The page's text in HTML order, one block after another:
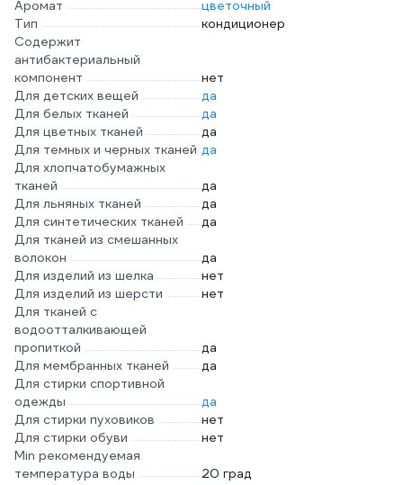
Аромат
цветочный
Тип
кондиционер
Содержит
антибактериальный
компонент
нет
Для детских вещей
да
Для белых тканей
да
Для цветных тканей
да
Для темных и черных тканей да
Для хлопчатобумажных
тканей
да
Для льняных тканей
да
Для синтетических тканей
да
Для тканей из смешанных
волокон
да
Для изделий из шелка
нет
Для изделий из шерсти
нет
Для тканей с
водоотталкивающей
пропиткой
да
Для мембранных тканей
да
Для стирки спортивной
одежды
да
Для стирки пуховиков
нет
Для стирки обуви
нет
Min рекомендуемая
температура воды
20 град